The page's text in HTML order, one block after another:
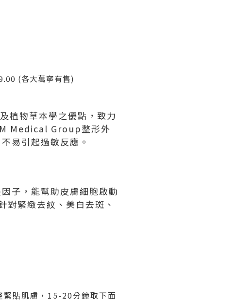
(各大萬寧有售)
植物草本學之優點，致力
Medical Group整形外
易引起過敏反應。
子，能幫助皮膚細胞啟動
對緊緻去紋、美白去斑、
貼肌膚， 15-20分鐘取下面